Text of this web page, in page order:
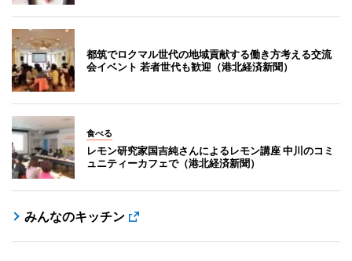
都筑でロクマル世代の地域貢献する働き方考える交流
会イベント 若者世代も歓迎（港北経済新聞）
食べる
レモン研究家国吉純さんによるレモン講座 中川のコミ
ュニティーカフェで（港北経済新聞）
みんなのキッチン